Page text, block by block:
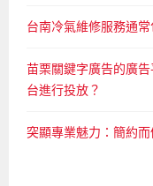
台南冷氣維修服務通
苗栗關鍵字廣告的廣
台進行投放？
突顯專業魅力：簡約